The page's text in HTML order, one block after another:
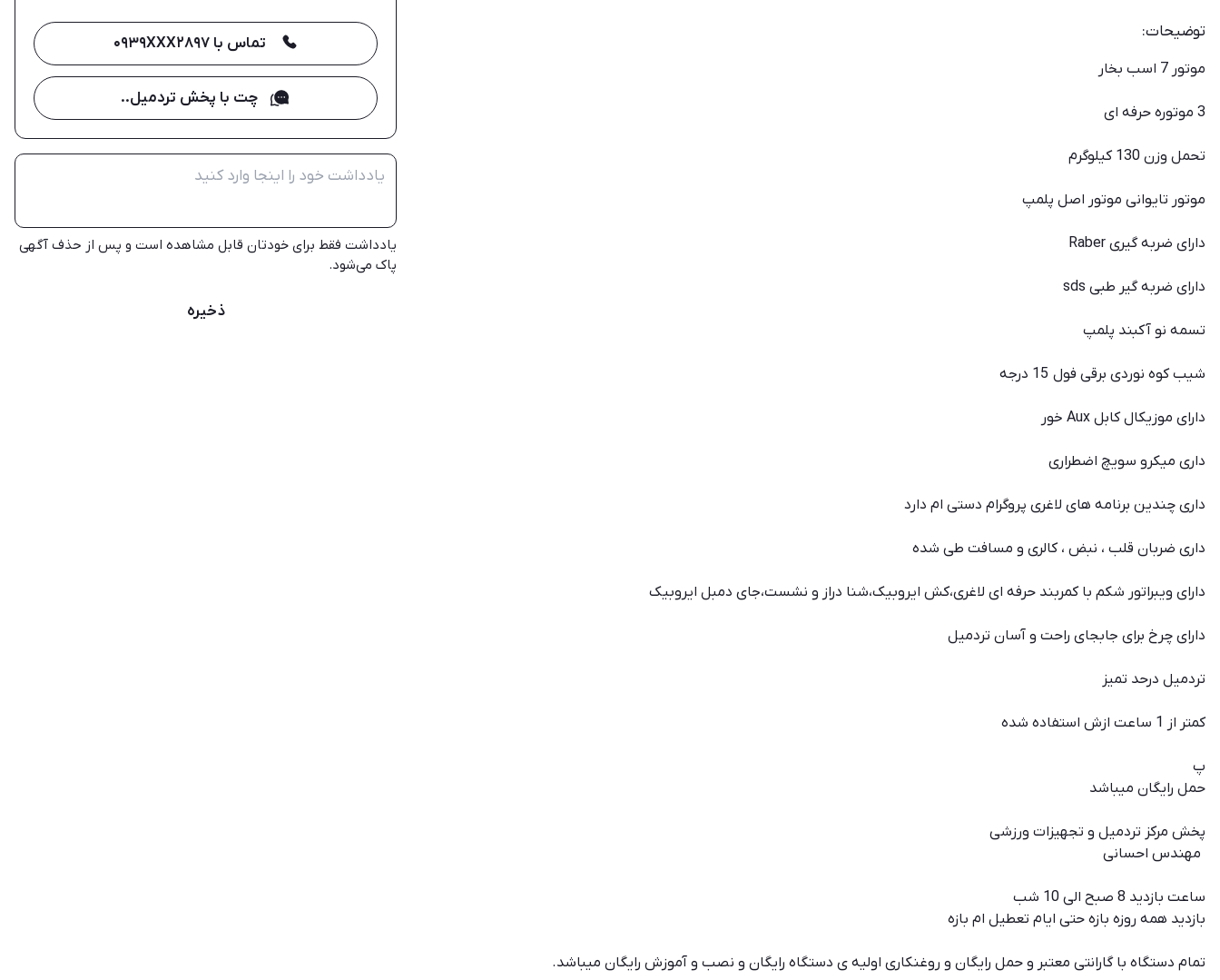
توضیحات:
موتور 7 اسب بخار
3 موتوره حرفه ای
تحمل وزن 130 کیلوگرم
موتور تایوانی موتور اصل پلمپ
دارای ضربه گیری Raber
دارای ضربه گیر طبی sds
تسمه نو آکبند پلمپ
شیب کوه نوردی برقی فول 15 درجه
دارای موزیکال کابل Aux خور
داری میکرو سویچ اضطراری
داری چندین برنامه های لاغری پروگرام دستی ام دارد
داری ضربان قلب ، نبض ، کالری و مسافت طی شده
دارای ویبراتور شکم با کمربند حرفه ای لاغری،کش ایروبیک،شنا دراز و نشست،جای دمبل ایروبیک
دارای چرخ برای جابجای راحت و آسان تردمیل
تردمیل درحد تمیز
کمتر از 1 ساعت ازش استفاده شده
پ
حمل رایگان میباشد
پخش مرکز تردمیل و تجهیزات ورزشی
مهندس احسانی
ساعت بازدید 8 صبح الی 10 شب
بازدید همه روزه بازه حتی ایام تعطیل ام بازه
تمام دستگاه با گارانتی معتبر و حمل رایگان و روغنکاری اولیه ی دستگاه رایگان و نصب و آموزش رایگان میباشد.
تماس با ۰۹۳۹XXX۲۸۹۷
چت با پخش تردمیل مهندس احسانی
یادداشت فقط برای خودتان قابل مشاهده است و پس از حذف آگهی
پاک می‌شود.
ذخیره